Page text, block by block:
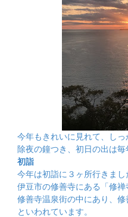
今年もきれいに見れて、しっ
除夜の鐘つき、初日の出は毎
初詣
今年は初詣に３ヶ所行きまし
伊豆市の修善寺にある「修禅
修善寺温泉街の中にあり、
といわれています。